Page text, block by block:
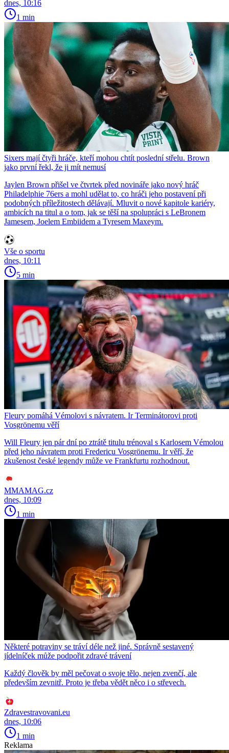
dnes, 10:16
1 min
Sixers mají čtyři hráče, kteří mohou chtít poslední střelu. Brown
jako první řekl, že ji mít nemusí
Jaylen Brown přišel ve čtvrtek před novináře jako nový hráč
Philadelphie 76ers a mohl udělat to, co hráči jeho postavení při
podobných příležitostech dělávají. Mluvit o nové kapitole kariéry,
ambicích na titul a o tom, jak se těší na spolupráci s LeBronem
Jamesem, Joelem Embiidem a Tyresem Maxeym.
Vše o sportu
dnes, 10:11
5 min
Fleury pomáhá Vémolovi s návratem. Ir Terminátorovi proti
Vosgrönemu věří
Will Fleury jen pár dní po ztrátě titulu trénoval s Karlosem Vémolou
před jeho návratem proti Fredericu Vosgrönemu. Ir věří, že
zkušenost české legendy může ve Frankfurtu rozhodnout.
MMAMAG.cz
dnes, 10:09
1 min
Některé potraviny se tráví déle než jiné. Správně sestavený
jídelníček může podpořit zdravé trávení
Každý člověk by měl pečovat o svoje tělo, nejen zvenčí, ale
především zevnitř. Proto je třeba vědět něco i o střevech.
Zdravestravovani.eu
dnes, 10:06
1 min
Reklama